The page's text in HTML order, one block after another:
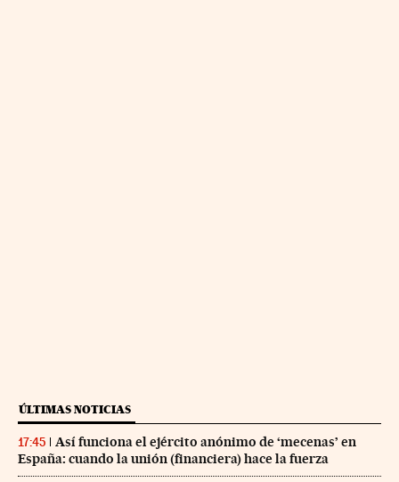
ÚLTIMAS NOTICIAS
17:45
Así funciona el ejército anónimo de ‘mecenas’ en
España: cuando la unión (financiera) hace la fuerza